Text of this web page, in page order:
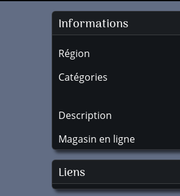
Informations
Région
Catégories
Description
Magasin en ligne
Liens